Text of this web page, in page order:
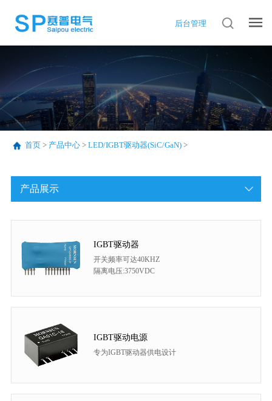
后台管理
首页> 产品中心> LED/IGBT驱动器(SiC/GaN)>
产品展示
IGBT驱动器
开关频率可达40KHZ
隔离电压:3750VDC
IGBT驱动电源
专为IGBT驱动器供电设计